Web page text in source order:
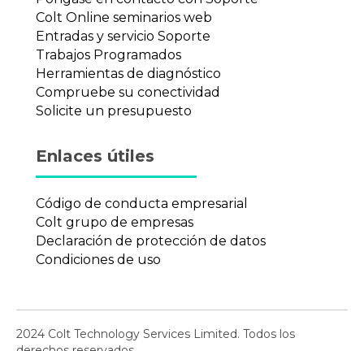
Colt Online seminarios web
Entradas y servicio Soporte
Trabajos Programados
Herramientas de diagnóstico
Compruebe su conectividad
Solicite un presupuesto
Enlaces útiles
Código de conducta empresarial
Colt grupo de empresas
Declaración de protección de datos
Condiciones de uso
2024 Colt Technology Services Limited. Todos los